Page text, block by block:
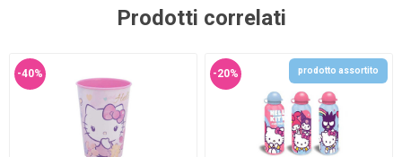
Prodotti correlati
-40% prodotto assortito
-20%